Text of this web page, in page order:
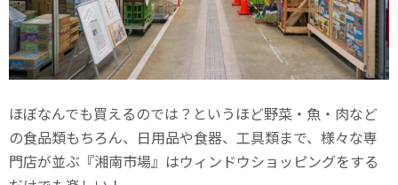
ほぼなんでも買えるのでは？というほど野菜・魚・肉など
の食品類もちろん、日用品や食器、工具類まで、様々な専
門店が並ぶ『湘南市場』はウィンドウショッピングをする